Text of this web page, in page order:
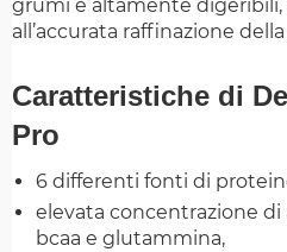
grumi e altamente digeribili,
all’accurata raffinazione
Caratteristiche di
Pro
6 differenti fonti di
elevata concentrazione
bcaa e glutammina,